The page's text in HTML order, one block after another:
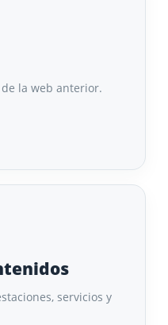
la web anterior.
servicios y